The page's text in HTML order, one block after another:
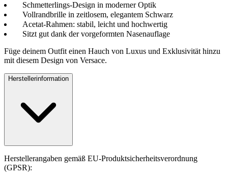
Schmetterlings-Design in moderner Optik
Vollrandbrille in zeitlosem, elegantem Schwarz
Acetat-Rahmen: stabil, leicht und hochwertig
Sitzt gut dank der vorgeformten Nasenauflage
Füge deinem Outfit einen Hauch von Luxus und Exklusivität hinzu
mit diesem Design von Versace.
Herstellerinformation
Herstellerangaben gemäß EU-Produktsicherheitsverordnung
(GPSR):